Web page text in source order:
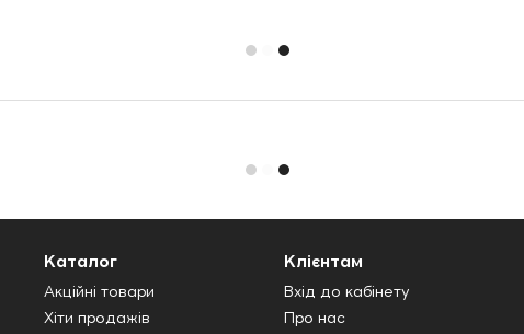
Каталог
Акційні товари
Хіти продажів
Клієнтам
Вхід до кабінету
Про нас